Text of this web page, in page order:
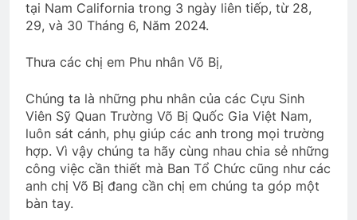
3 Years Ago
CHUYỆN TÌNH XỨ HOA ANH ĐÀO
3 Years Ago
CHIM BAN MAI HÓT (Rabindranath
tại Nam California trong 3 ngày liên tiếp, từ 28,
29, và 30 Tháng 6, Năm 2024.
Thưa các chị em Phu nhân Võ Bị,
Chúng ta là những phu nhân của các Cựu Sinh
Viên Sỹ Quan Trường Võ Bị Quốc Gia Việt Nam,
luôn sát cánh, phụ giúp các anh trong mọi trường
hợp. Vì vậy chúng ta hãy cùng nhau chia sẻ những
công việc cần thiết mà Ban Tổ Chức cũng như các
anh chị Võ Bị đang cần chị em chúng ta góp một
bàn tay.